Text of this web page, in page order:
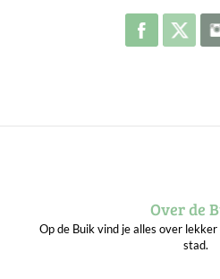
Volg de
Over de
Op de Buik vind je alles over
stad.